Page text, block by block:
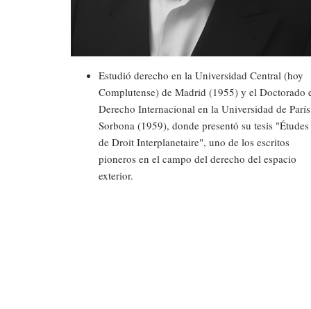
Estudió derecho en la Universidad Central (hoy
Complutense) de Madrid (1955) y el Doctorado
Derecho Internacional en la Universidad de
Sorbona (1959), donde presentó su tesis "Études
de Droit Interplanetaire", uno de los escritos
pioneros en el campo del derecho del espacio
exterior.